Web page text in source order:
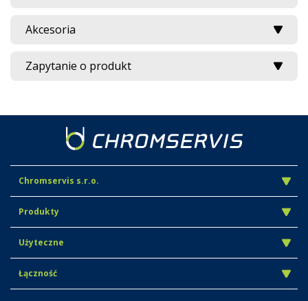
Akcesoria
Zapytanie o produkt
Chromservis s.r.o.
Produkty
Użyteczne
Łączność